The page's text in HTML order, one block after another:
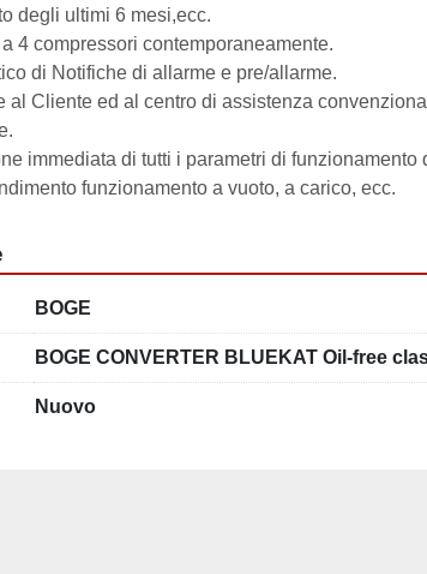
degli ultimi 6 mesi,ecc.
4 compressori contemporaneamente.
di Notifiche di allarme e pre/allarme.
al Cliente ed al centro di assistenza
immediata di tutti i parametri di funzionamento
funzionamento a vuoto, a carico, ecc.
BOGE
BOGE CONVERTER BLUEKAT Oil-free
Nuovo